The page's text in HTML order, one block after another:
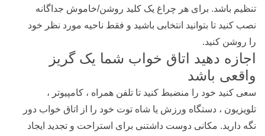
تنظیم باشد. برای هر چراغ یک کلید روشن/خاموش جداگانه
نصب کنید تا بتوانید انتخابی باشید و فقط ناحیه مورد نظر خود
را روشن کنید.
اجازه دهید اتاق خواب شما یک گریز
واقعی باشد
سعی کنید خود را منضبط کنید تا تلفن همراه ، کامپیوتر ،
تلویزیون ، دستگاه ورزش یا شاه توت خود را از اتاق خواب دور
نگه دارید. مکانی دوست داشتنی برای استراحت و تجدید ایجاد